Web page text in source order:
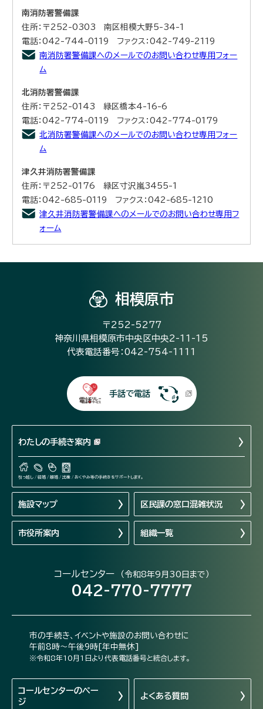
南消防署警備課
住所：〒252-0303 南区相模大野5-34-1
電話：042-744-0119 ファクス：042-749-2119
南消防署警備課へのメールでのお問い合わせ専用フォー
ム
北消防署警備課
住所：〒252-0143 緑区橋本4-16-6
電話：042-774-0119 ファクス：042-774-0179
北消防署警備課へのメールでのお問い合わせ専用フォー
ム
津久井消防署警備課
住所：〒252-0176 緑区寸沢嵐3455-1
電話：042-685-0119 ファクス：042-685-1210
津久井消防署警備課へのメールでのお問い合わせ専用フ
ォーム
相模原市
〒252-5277
神奈川県相模原市中央区中央2-11-15
代表電話番号：042-754-1111
手話で電話
わたしの手続き案内
引っ越し / 結婚 / 離婚 / 出産 / おくやみ等の手続きをサポートします。
施設マップ 区民課の窓口混雑状況
市役所案内 組織一覧
コールセンター （令和8年9月30日まで）
042-770-7777
市の手続き、イベントや施設のお問い合わせに
午前8時～午後9時[年中無休]
※令和8年10月1日より代表電話番号と統合します。
コールセンターのペー
ジ
よくある質問